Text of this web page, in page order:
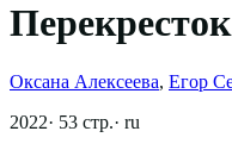
Оксана Алексеева, Егор
2022· 53 стр.· ru